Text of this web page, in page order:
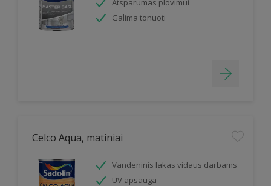
Atsparumas plovimui
Galima tonuoti
Celco Aqua, matiniai
Vandeninis lakas vidaus darbams
UV apsauga